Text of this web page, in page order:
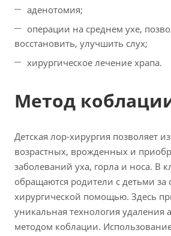
аденотомия;
операции на среднем ухе,
восстановить, улучшить слух;
хирургическое лечение храпа.
Метод
Детская лор-хирургия позволяет
возрастных, врожденных и
заболеваний уха, горла и носа. В
обращаются родители с детьми за
хирургической помощью. Здесь
уникальная технология удаления
методом коблации.